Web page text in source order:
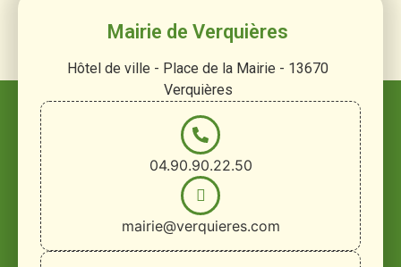
Mairie de Verquières
Hôtel de ville - Place de la Mairie - 13670
Verquières
04.90.90.22.50
mairie@verquieres.com